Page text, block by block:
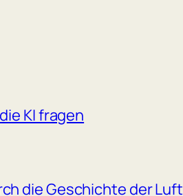
KI fragen
die Geschichte der Luft